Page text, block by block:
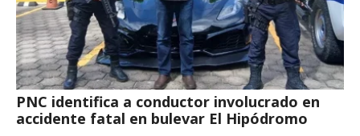
PNC identifica a conductor involucrado en
accidente fatal en bulevar El Hipódromo